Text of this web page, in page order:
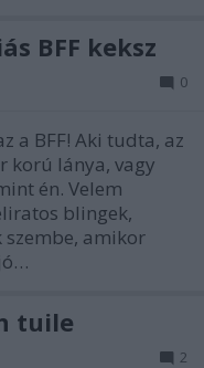
BFF keksz
0
a BFF! Aki tudta, az
korú lánya, vagy
én. Velem
blingek,
szembe, amikor
tuile
2